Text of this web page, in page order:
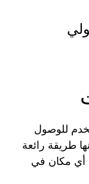
للوصول
طريقة رائعة
أي مكان في